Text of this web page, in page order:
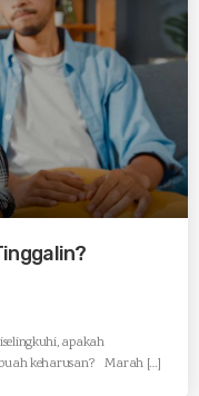
apakah
keharusan? Marah […]